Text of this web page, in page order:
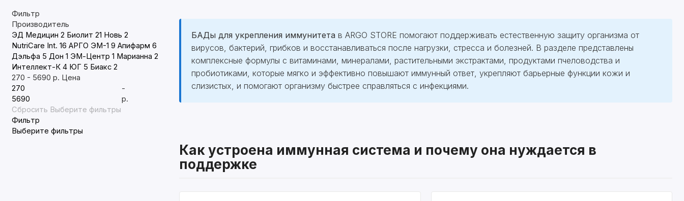
Фильтр
Производитель
ЭД Медицин 2 Биолит 21 Новь 2
NutriCare Int. 16 АРГО ЭМ-1 9 Апифарм 6
Дэльфа 5 Дон 1 ЭМ-Центр 1 Марианна 2
Интеллект-К 4 ЮГ 5 Биакс 2
270 - 5690 р. Цена
-
р.
Сбросить Выберите фильтры
Фильтр
Выберите фильтры
БАДы для укрепления иммунитета в ARGO STORE помогают поддерживать естественную защиту организма от
вирусов, бактерий, грибков и восстанавливаться после нагрузки, стресса и болезней. В разделе представлены
комплексные формулы с витаминами, минералами, растительными экстрактами, продуктами пчеловодства и
пробиотиками, которые мягко и эффективно повышают иммунный ответ, укрепляют барьерные функции кожи и
слизистых, и помогают организму быстрее справляться с инфекциями.
Как устроена иммунная система и почему она нуждается в
поддержке